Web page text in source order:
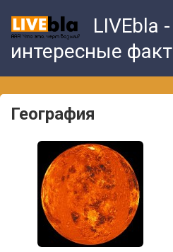
content
LIVEbla -
интересные
География